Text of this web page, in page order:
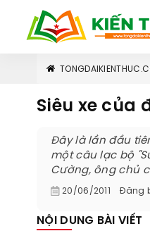
Siêu xe của
Đây là lần đầu
một câu lạc bộ
Cường, ông chủ
20/06/2011 Đăng
NỘI DUNG BÀI VIẾT